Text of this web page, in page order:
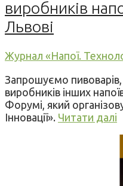
виробників
Львові
Журнал «Напої.
Запрошуємо
виробників інших
Форумі, який
Інновації». Читати далі